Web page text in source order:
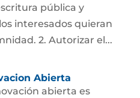
pública y
interesados quieran
2. Autorizar el...
Abierta
abierta es